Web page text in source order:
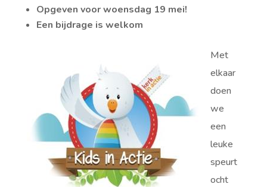
Opgeven voor woensdag 19 mei!
Een bijdrage is welkom
Met
elkaar
doen
we
een
leuke
speurt
ocht